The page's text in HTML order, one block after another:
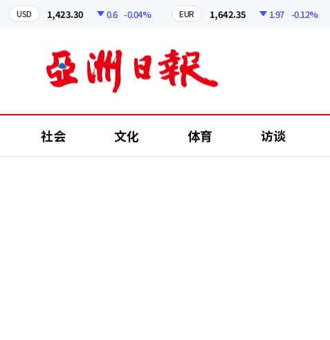
USD 1,423.30 0.6 -0.04% EUR 1,642.35 1.97 -0.12%
社会 文化 体育 访谈